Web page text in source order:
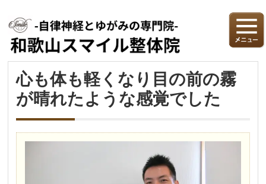
心も体も軽くなり目の前の霧
が晴れたような感覚でした